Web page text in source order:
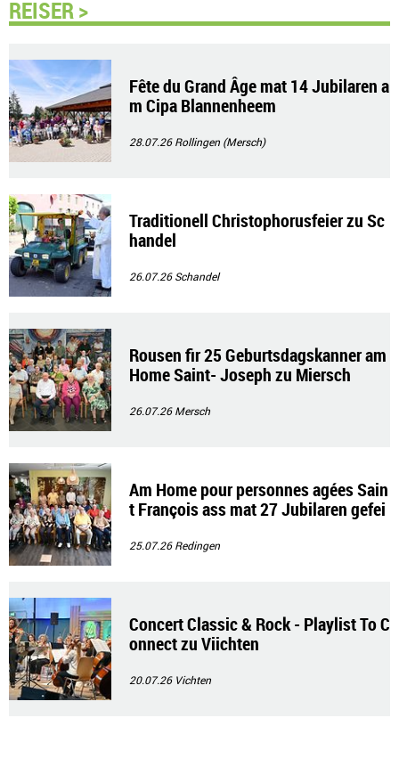
REISER >
Fête du Grand Âge mat 14 Jubilaren a
m Cipa Blannenheem
28.07.26Rollingen (Mersch)
Traditionell Christophorusfeier zu Sc
handel
26.07.26Schandel
Rousen fir 25 Geburtsdagskanner am
Home Saint- Joseph zu Miersch
26.07.26Mersch
Am Home pour personnes agées Sain
t François ass mat 27 Jubilaren gefei
25.07.26Redingen
Concert Classic & Rock - Playlist To C
onnect zu Viichten
20.07.26 Vichten